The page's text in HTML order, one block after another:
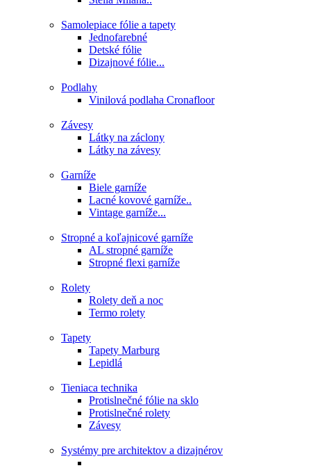
Samolepiace fólie a tapety
Jednofarebné
Detské fólie
Dizajnové fólie...
Podlahy
Vinilová podlaha Cronafloor
Závesy
Látky na záclony
Látky na závesy
Garníže
Biele garníže
Lacné kovové garníže..
Vintage garníže...
Stropné a koľajnicové garníže
AL stropné garníže
Stropné flexi garníže
Rolety
Rolety deň a noc
Termo rolety
Tapety
Tapety Marburg
Lepidlá
Tieniaca technika
Protislnečné fólie na sklo
Protislnečné rolety
Závesy
Systémy pre architektov a dizajnérov